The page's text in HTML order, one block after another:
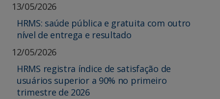
13/05/2026
HRMS: saúde pública e gratuita com outro
nível de entrega e resultado
12/05/2026
HRMS registra índice de satisfação de
usuários superior a 90% no primeiro
trimestre de 2026